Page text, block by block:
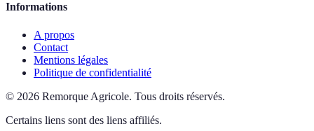
Informations
A propos
Contact
Mentions légales
Politique de confidentialité
© 2026 Remorque Agricole. Tous droits réservés.
Certains liens sont des liens affiliés.